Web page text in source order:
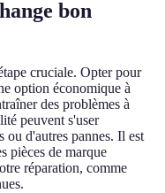
bon
cruciale. Opter pour
option économique à
des problèmes à
peuvent s'user
ou d'autres pannes. Il est
pièces de marque
réparation, comme